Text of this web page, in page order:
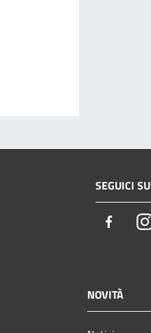
SEGUICI SU
NOVITÀ